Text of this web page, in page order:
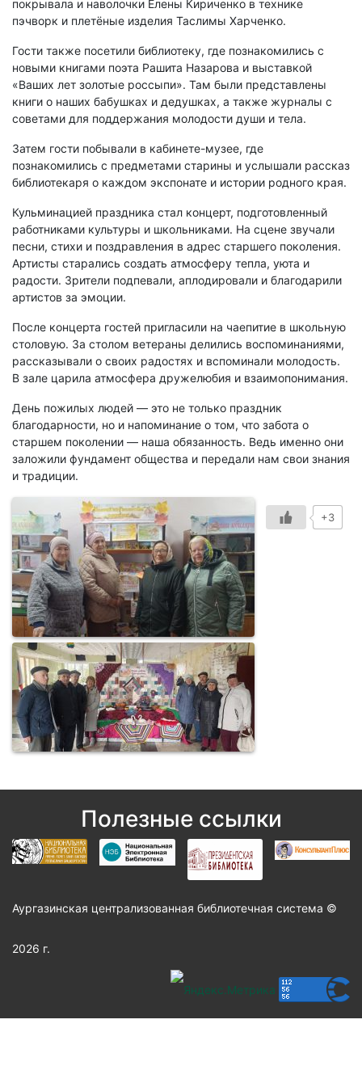
покрывала и наволочки Елены Кириченко в технике
пэчворк и плетёные изделия Таслимы Харченко.
Гости также посетили библиотеку, где познакомились с
новыми книгами поэта Рашита Назарова и выставкой
«Ваших лет золотые россыпи». Там были представлены
книги о наших бабушках и дедушках, а также журналы с
советами для поддержания молодости души и тела.
Затем гости побывали в кабинете-музее, где
познакомились с предметами старины и услышали рассказ
библиотекаря о каждом экспонате и истории родного края.
Кульминацией праздника стал концерт, подготовленный
работниками культуры и школьниками. На сцене звучали
песни, стихи и поздравления в адрес старшего поколения.
Артисты старались создать атмосферу тепла, уюта и
радости. Зрители подпевали, аплодировали и благодарили
артистов за эмоции.
После концерта гостей пригласили на чаепитие в школьную
столовую. За столом ветераны делились воспоминаниями,
рассказывали о своих радостях и вспоминали молодость.
В зале царила атмосфера дружелюбия и взаимопонимания.
День пожилых людей — это не только праздник
благодарности, но и напоминание о том, что забота о
старшем поколении — наша обязанность. Ведь именно они
заложили фундамент общества и передали нам свои знания
и традиции.
+3
Полезные ссылки
Аургазинская централизованная библиотечная система ©
2026 г.